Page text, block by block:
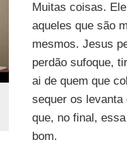
Muitas coisas.
aqueles que são
mesmos. Jesus
perdão sufoque,
ai de quem que
sequer os
que, no final,
bom.